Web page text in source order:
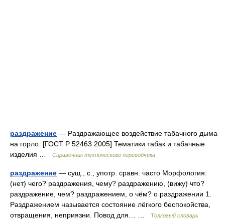
раздражение — Раздражающее воздействие табачного дыма
на горло. [ГОСТ Р 52463 2005] Тематики табак и табачные
изделия …
Справочник технического переводчика
раздражение — сущ., с., употр. сравн. часто Морфология:
(нет) чего? раздражения, чему? раздражению, (вижу) что?
раздражение, чем? раздражением, о чём? о раздражении 1.
Раздражением называется состояние лёгкого беспокойства,
отвращения, неприязни. Повод для… …
Толковый словарь